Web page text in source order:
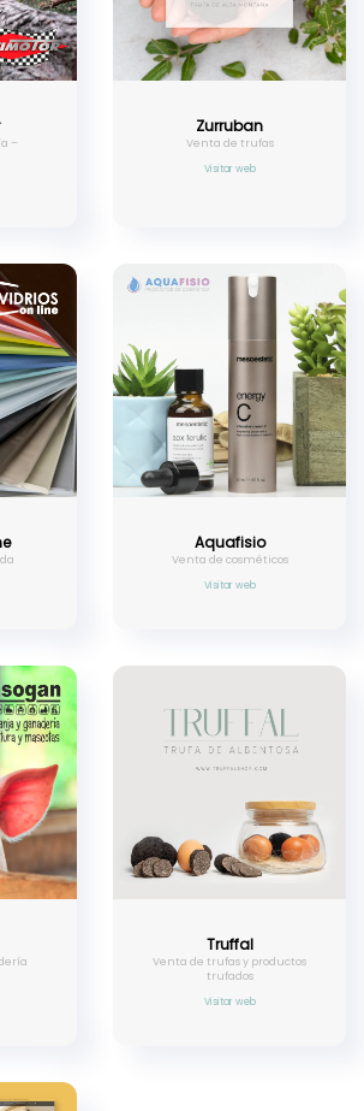
–
Zurruban
Venta de trufas
Visitar web
Aquafisio
Venta de cosméticos
Visitar web
Truffal
Venta de trufas y productos
trufados
Visitar web